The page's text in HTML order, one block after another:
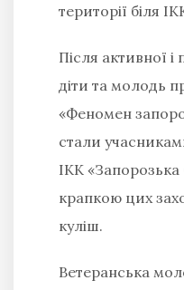
території біля
Після активної і
діти та молодь
«Феномен
стали
ІКК
крапкою цих
куліш.
Ветеранська